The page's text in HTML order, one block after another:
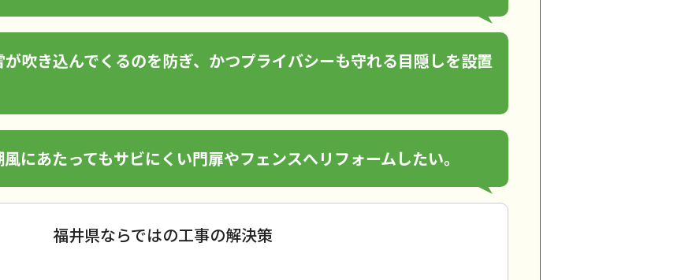
吹き込んでくるのを防ぎ、かつプライバシーも守れる目隠しを設置
にあたってもサビにくい門扉やフェンスへリフォームしたい。
福井県ならではの工事の解決策